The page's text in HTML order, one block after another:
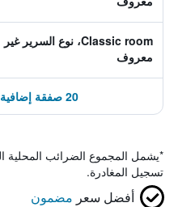
Classic room، نوع السرير غير
معروف
20 صفقة إضافية ابتداءً من 367 ﷼
*يشمل المجموع الضرائب المحلية
تسجيل المغادرة.
أفضل سعر مضمون